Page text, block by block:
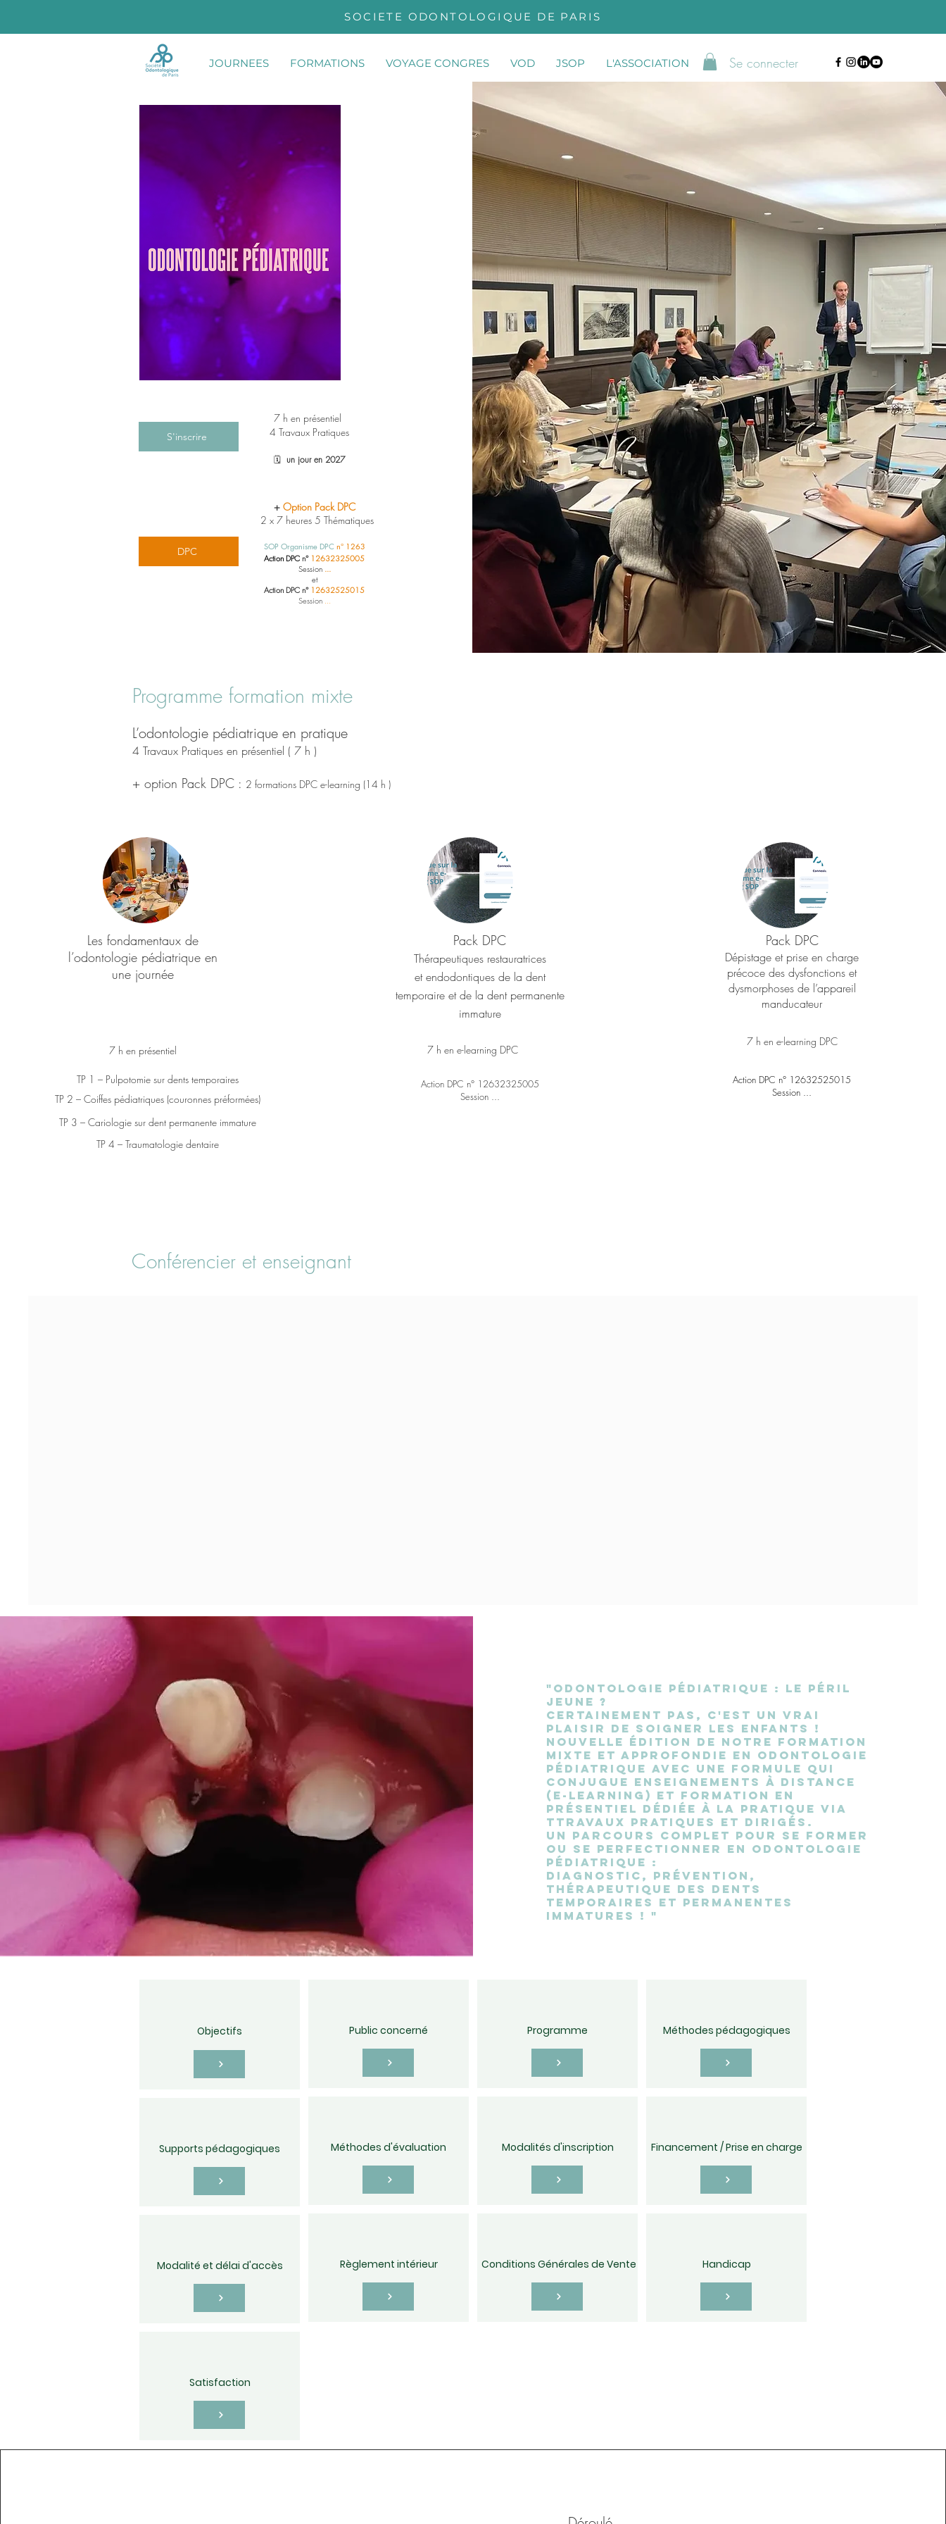
SOCIETE ODONTOLOGIQUE DE PARIS
JOURNEES FORMATIONS VOYAGE CONGRES VOD JSOP L'ASSOCIATION Se connecter
S'inscrire
7 h en présentiel
4 Travaux Pratiques
🗓️ un jour en 2027
DPC
+ Option Pack DPC
2 x 7 heures 5 Thématiques
SOP Organisme DPC n° 1263
Action DPC n°12632325005
Session ...
et
Action DPC n° 12632525015
Session ...
Programme formation mixte
L’odontologie pédiatrique en pratique
4 Travaux Pratiques en présentiel ( 7 h )
+ option Pack DPC : 2 formations DPC e-learning (14 h )
Les fondamentaux de
l’odontologie pédiatrique en
une journée
7 h en présentiel
TP 1 – Pulpotomie sur dents temporaires
​TP 2 – Coiffes pédiatriques (couronnes préformées)
TP 3 – Cariologie sur dent permanente immature
TP 4 – Traumatologie dentaire
Pack DPC
Thérapeutiques restauratrices
et endodontiques de la dent
temporaire et de la dent permanente
immature
7 h en e-learning DPC
Action DPC n° 12632325005
Session ...
Pack DPC
Dépistage et prise en charge
précoce des dysfonctions et
dysmorphoses de l’appareil
manducateur
7 h en e-learning DPC
Action DPC n° 12632525015
Session ...
Conférencier et enseignant
"Odontologie pédiatrique : le péril
jeune ?
Certainement pas, c'est un vrai
plaisir de soigner les enfants !
NOUVELLE édition de notre formation
mixte et approfondie en odontologie
pédiatrique avec une formule qui
conjugue enseignements à distance
(e-learning) et formation en
présentiel dédiée à la pratique via
Ttravaux Pratiques et Dirigés.
Un parcours complet pour se former
ou se perfectionner en odontologie
pédiatrique :
diagnostic, prévention,
thérapeutique des dents
temporaires et permanentes
immatures ! "
Objectifs
Supports pédagogiques
Modalité et délai d'accès
Satisfaction
Public concerné
Méthodes d'évaluation
Règlement intérieur
Programme
Modalités d'inscription
Conditions Générales de Vente
Méthodes pédagogiques
Financement / Prise en charge
Handicap